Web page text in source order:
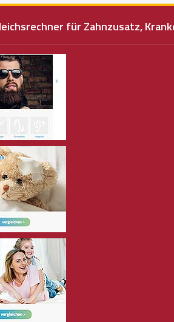
für Zahnzusatz,